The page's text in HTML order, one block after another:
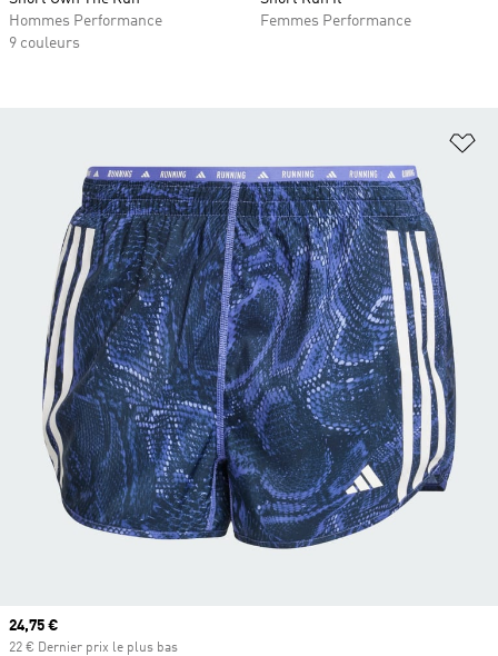
Hommes Performance
9 couleurs
Femmes Performance
Prix actuel
24,75 €
22 € Dernier prix le plus bas